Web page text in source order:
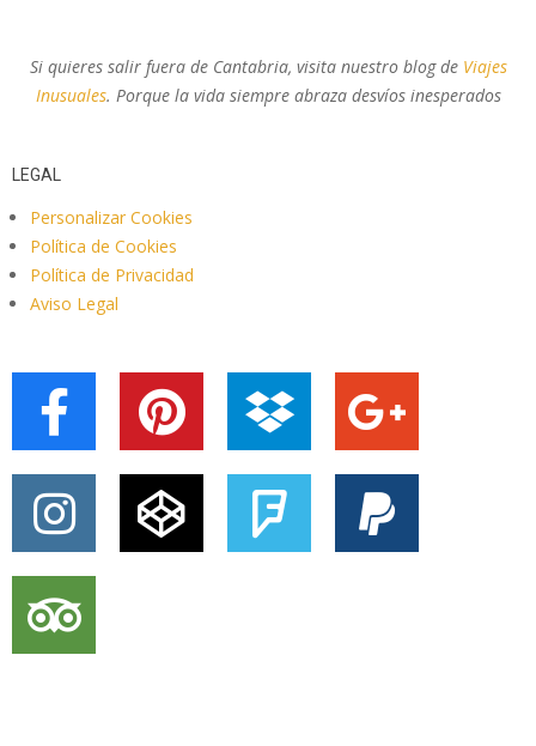
Si quieres salir fuera de Cantabria, visita nuestro blog de Viajes
Inusuales. Porque la vida siempre abraza desvíos inesperados
LEGAL
Personalizar Cookies
Política de Cookies
Política de Privacidad
Aviso Legal